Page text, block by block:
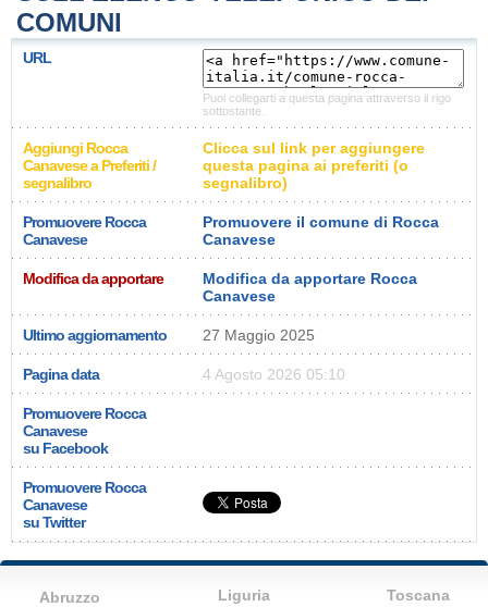
COMUNI
URL
Puoi collegarti a questa pagina attraverso il rigo
sottostante.
Aggiungi Rocca
Canavese a Preferiti /
segnalibro
Clicca sul link per aggiungere
questa pagina ai preferiti (o
segnalibro)
Promuovere Rocca
Canavese
Promuovere il comune di Rocca
Canavese
Modifica da apportare
Modifica da apportare Rocca
Canavese
Ultimo aggiornamento 27 Maggio 2025
Pagina data 4 Agosto 2026 05:10
Promuovere Rocca
Canavese
su Facebook
Promuovere Rocca
Canavese
su Twitter
Abruzzo Liguria Toscana